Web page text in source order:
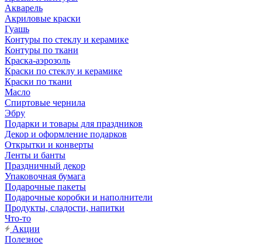
Акварель
Акриловые краски
Гуашь
Контуры по стеклу и керамике
Контуры по ткани
Краска-аэрозоль
Краски по стеклу и керамике
Краски по ткани
Масло
Спиртовые чернила
Эбру
Подарки и товары для праздников
Декор и оформление подарков
Открытки и конверты
Ленты и банты
Праздничный декор
Упаковочная бумага
Подарочные пакеты
Подарочные коробки и наполнители
Продукты, сладости, напитки
Что-то
Акции
Полезное